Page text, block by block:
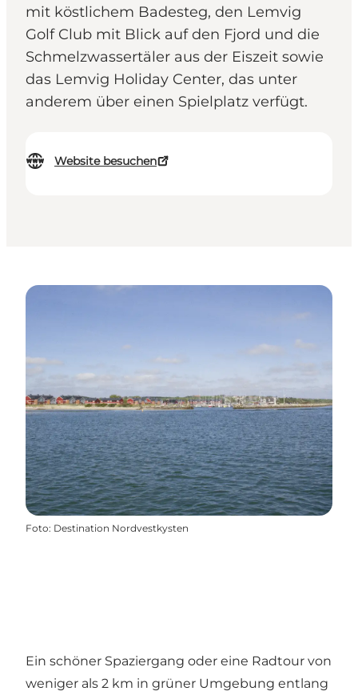
mit köstlichem Badesteg, den Lemvig
Golf Club mit Blick auf den Fjord und die
Schmelzwassertäler aus der Eiszeit sowie
das Lemvig Holiday Center, das unter
anderem über einen Spielplatz verfügt.
Website besuchen
Foto: Destination Nordvestkysten
Ein schöner Spaziergang oder eine Radtour von
weniger als 2 km in grüner Umgebung entlang